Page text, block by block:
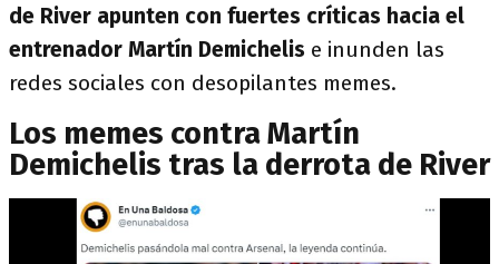
de River apunten con fuertes críticas hacia el
entrenador Martín Demichelis e inunden las
redes sociales con desopilantes memes.
Los memes contra Martín
Demichelis tras la derrota de River